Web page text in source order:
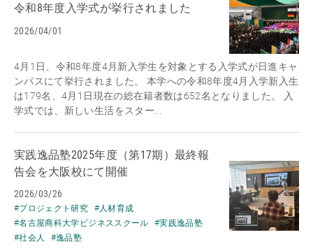
令和8年度入学式が挙行されました
2026/04/01
4月1日、令和8年度4月新入学生を対象とする入学式が日進キャ
ンパスにて挙行されました。 本学への令和8年度4月入学新入生
は179名、4月1日現在の総在籍者数は652名となりました。 入
学式では、新しい生活をスター...
実践逸品塾2025年度（第17期）最終報
告会を大阪校にて開催
2026/03/26
#プロジェクト研究
#人材育成
#名古屋商科大学ビジネススクール
#実践逸品塾
#社会人
#逸品塾